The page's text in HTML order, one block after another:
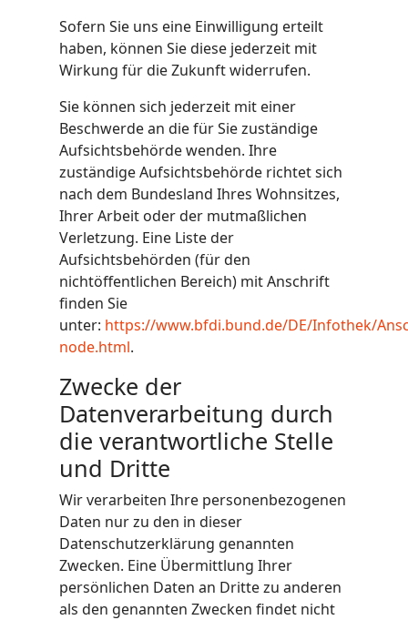
Sofern Sie uns eine Einwilligung erteilt
haben, können Sie diese jederzeit mit
Wirkung für die Zukunft widerrufen.
Sie können sich jederzeit mit einer
Beschwerde an die für Sie zuständige
Aufsichtsbehörde wenden. Ihre
zuständige Aufsichtsbehörde richtet sich
nach dem Bundesland Ihres Wohnsitzes,
Ihrer Arbeit oder der mutmaßlichen
Verletzung. Eine Liste der
Aufsichtsbehörden (für den
nichtöffentlichen Bereich) mit Anschrift
finden Sie
unter: https://www.bfdi.bund.de/DE/Infothek/
node.html.
Zwecke der
Datenverarbeitung durch
die verantwortliche Stelle
und Dritte
Wir verarbeiten Ihre personenbezogenen
Daten nur zu den in dieser
Datenschutzerklärung genannten
Zwecken. Eine Übermittlung Ihrer
persönlichen Daten an Dritte zu anderen
als den genannten Zwecken findet nicht